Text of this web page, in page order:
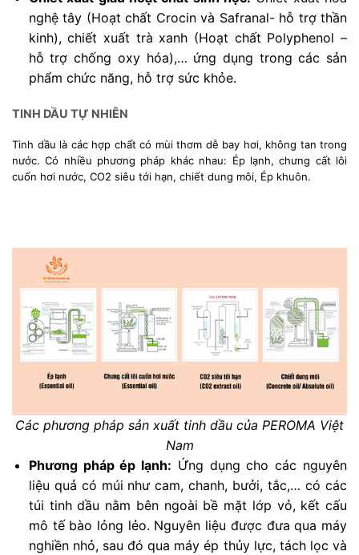
nghệ tây (Hoạt chất Crocin và Safranal- hỗ trợ thần
kinh), chiết xuất trà xanh (Hoạt chất Polyphenol –
hỗ trợ chống oxy hóa),… ứng dụng trong các sản
phẩm chức năng, hỗ trợ sức khỏe.
TINH DẦU TỰ NHIÊN
Tinh dầu là các hợp chất có mùi thơm dễ bay hơi, không tan trong
nước. Có nhiều phương pháp khác nhau: Ép lạnh, chưng cất lôi
cuốn hơi nước, CO2 siêu tới hạn, chiết dung môi, Ép khuôn.
Các phương pháp sản xuất tinh dầu của PEROMA Việt
Nam
Phương pháp ép lạnh: Ứng dụng cho các nguyên
liệu quả có múi như cam, chanh, bưởi, tắc,… có các
túi tinh dầu nằm bên ngoài bề mặt lớp vỏ, kết cấu
mô tế bào lỏng lẻo. Nguyên liệu được đưa qua máy
nghiền nhỏ, sau đó qua máy ép thủy lực, tách lọc và